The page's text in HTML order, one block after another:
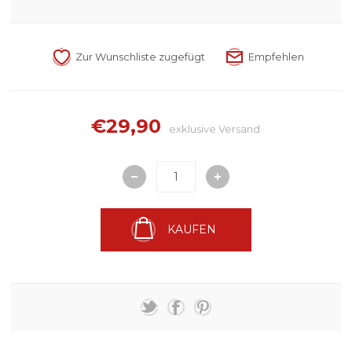
€29,90 exklusiveVersand
KAUFEN